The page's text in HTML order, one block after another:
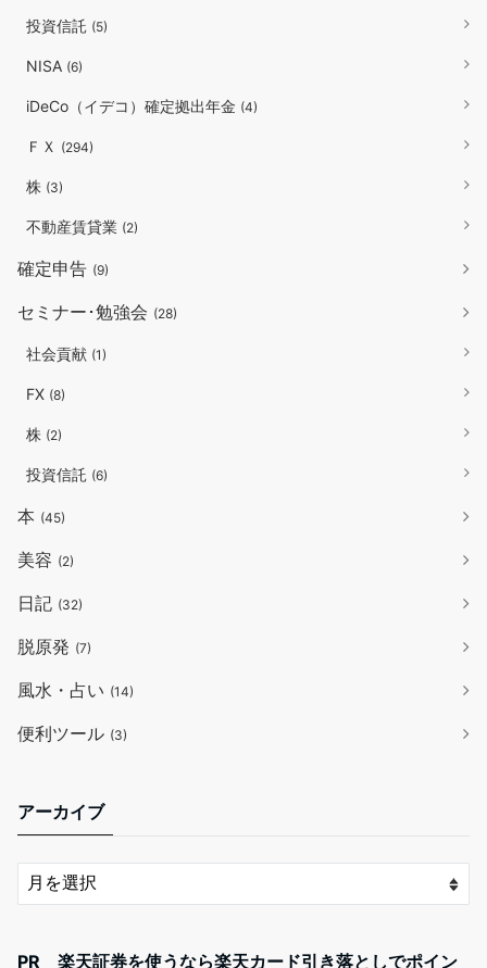
投資信託 (5)
NISA (6)
iDeCo（イデコ）確定拠出年金 (4)
ＦＸ (294)
株 (3)
不動産賃貸業 (2)
確定申告 (9)
セミナー･勉強会 (28)
社会貢献 (1)
FX (8)
株 (2)
投資信託 (6)
本 (45)
美容 (2)
日記 (32)
脱原発 (7)
風水・占い (14)
便利ツール (3)
アーカイブ
PR 楽天証券を使うなら楽天カード引き落としでポイン